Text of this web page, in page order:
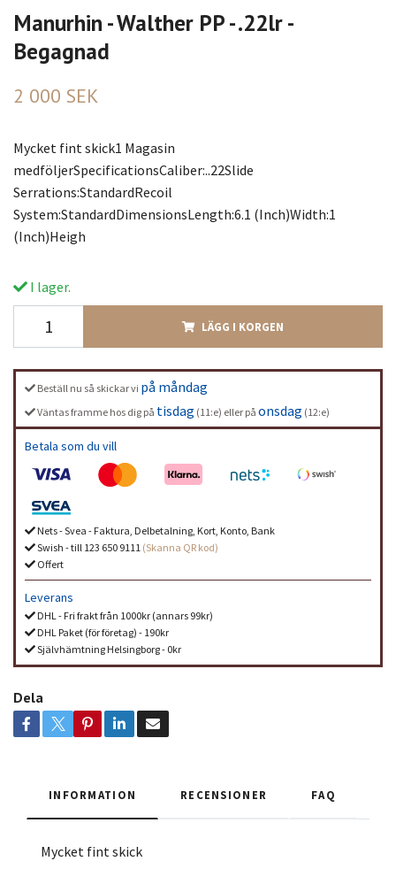
Manurhin - Walther PP - .22lr -
Begagnad
2 000 SEK
Mycket fint skick1 Magasin
medföljerSpecificationsCaliber:..22Slide
Serrations:StandardRecoil
System:StandardDimensionsLength:6.1 (Inch)Width:1
(Inch)Heigh
I lager.
LÄGG I KORGEN
Beställ nu så skickar vi på måndag
Väntas framme hos dig på tisdag (11:e) eller på onsdag (12:e)
Betala som du vill
Nets - Svea - Faktura, Delbetalning, Kort, Konto, Bank
Swish - till 123 650 9111 (Skanna QR kod)
Offert
Leverans
DHL - Fri frakt från 1000kr (annars 99kr)
DHL Paket (för företag) - 190kr
Självhämtning Helsingborg - 0kr
Dela
INFORMATION RECENSIONER FAQ
Mycket fint skick